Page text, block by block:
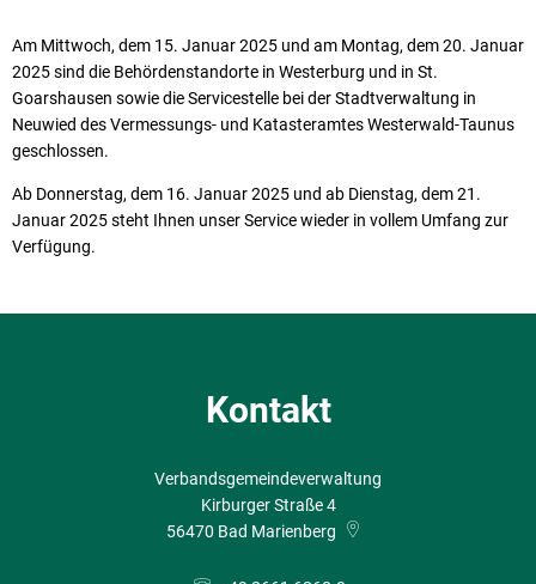
Am Mittwoch, dem 15. Januar 2025 und am Montag, dem 20. Januar
2025 sind die Behördenstandorte in Westerburg und in St.
Goarshausen sowie die Servicestelle bei der Stadtverwaltung in
Neuwied des Vermessungs- und Katasteramtes Westerwald-Taunus
geschlossen.
Ab Donnerstag, dem 16. Januar 2025 und ab Dienstag, dem 21.
Januar 2025 steht Ihnen unser Service wieder in vollem Umfang zur
Verfügung.
Kontakt
Verbandsgemeindeverwaltung
Kirburger Straße 4
56470 Bad Marienberg